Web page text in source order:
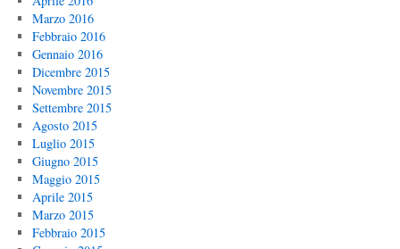
Marzo 2016
Febbraio 2016
Gennaio 2016
Dicembre 2015
Novembre 2015
Settembre 2015
Agosto 2015
Luglio 2015
Giugno 2015
Maggio 2015
Aprile 2015
Marzo 2015
Febbraio 2015